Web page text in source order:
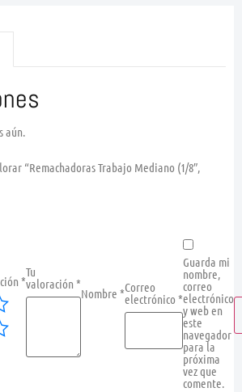
aún.
“Remachadoras Trabajo Mediano (1/8″,
*
Tu
valoración *
Nombre *Correo
electrónico *
Guarda mi
nombre,
correo
electrónico
y web en
este
navegador
para la
próxima
vez que
comente.